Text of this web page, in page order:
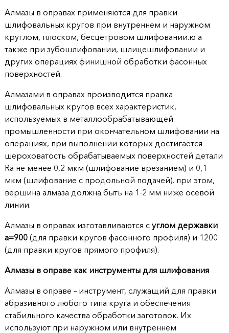
Алмазы в оправах применяются для правки
шлифовальных кругов при внутреннем и наружном
круглом, плоском, бесцетровом шлифовании.ю а
также при зубошлифовании, шлицешлифовании и
других операциях финишной обработки фасонных
поверхностей.
Алмазами в оправах производится правка
шлифовальных кругов всех характеристик,
используемых в металлообрабатывающей
промышленности при окончательном шлифовании на
операциях, при выполнении которых достигается
шероховатость обрабатываемых поверхностей детали
Ra не менее 0,2 мкм (шлифование врезанием) и 0,1
мкм (шлифование с продольной подачей). при этом,
вершина алмаза должна быть на 1-2 мм ниже осевой
линии.
Алмазы в оправах изготавливаются с углом державки
а=900(для правки кругов фасонного профиля) и 1200
(для правки кругов прямого профиля).
Алмазы в оправе как инструменты для шлифования
Алмазы в оправе – инструмент, служащий для правки
абразивного любого типа круга и обеспечения
стабильного качества обработки заготовок. Их
используют при наружном или внутреннем